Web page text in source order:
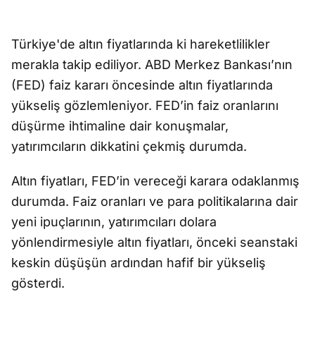
Türkiye'de altın fiyatlarında ki hareketlilikler
merakla takip ediliyor. ABD Merkez Bankası’nın
(FED) faiz kararı öncesinde altın fiyatlarında
yükseliş gözlemleniyor. FED’in faiz oranlarını
düşürme ihtimaline dair konuşmalar,
yatırımcıların dikkatini çekmiş durumda.
Altın fiyatları, FED’in vereceği karara odaklanmış
durumda. Faiz oranları ve para politikalarına dair
yeni ipuçlarının, yatırımcıları dolara
yönlendirmesiyle altın fiyatları, önceki seanstaki
keskin düşüşün ardından hafif bir yükseliş
gösterdi.